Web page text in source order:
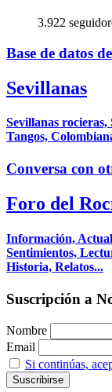
3.922
Base de datos de
Sevillanas
Sevillanas rocieras,
Tangos,
Conversa con
Foro del
Información,
Sentimientos,
Historia, Relatos...
Suscripción a
Nombre
Email
Si continúas,